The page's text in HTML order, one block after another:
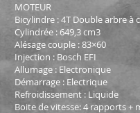
MOTEUR
Bicylindre : 4T Double arbre à
Cylindrée : 649,3 cm3
Alésage couple : 83×60
Injection : Bosch EFI
Allumage : Electronique
Démarrage : Electrique
Refroidissement : Liquide
Boite de vitesse: 4 rapports +